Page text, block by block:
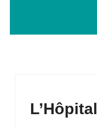
L’Hôpital